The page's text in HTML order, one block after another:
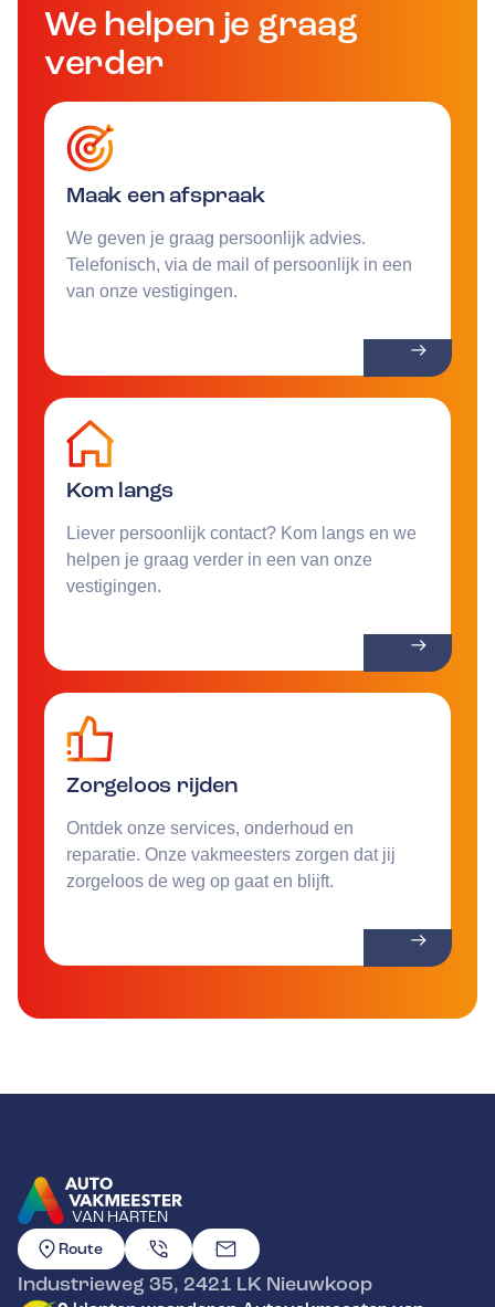
We helpen je graag
verder
Maak een afspraak
We geven je graag persoonlijk advies.
Telefonisch, via de mail of persoonlijk in een
van onze vestigingen.
Kom langs
Liever persoonlijk contact? Kom langs en we
helpen je graag verder in een van onze
vestigingen.
Zorgeloos rijden
Ontdek onze services, onderhoud en
reparatie. Onze vakmeesters zorgen dat jij
zorgeloos de weg op gaat en blijft.
VAN HARTEN
GA NAAR DE HOMEPAGINA
Route
Industrieweg 35, 2421 LK Nieuwkoop